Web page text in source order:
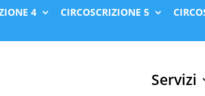
4 CIRCOSCRIZIONE 5
Servizi